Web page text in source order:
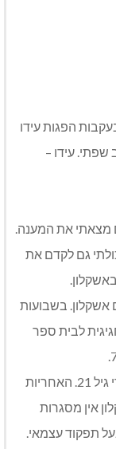
כ4- חודשים. בעקבות הפגות עידו
שפתי. עידו –
מצאתי את המענה.
גם לקדם את
אשקלון. בשבועות
לבית ספר
ההנהלה דואגת לאתר דיור טוב למוגבלים אחרי גיל 21. האחריות
אין מסגרות